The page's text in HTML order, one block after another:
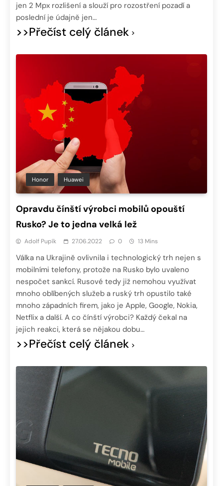
jen 2 Mpx rozlišení a slouží pro rozostření pozadí a
poslední je údajně jen…
>>Přečíst celý článek
Honor Huawei
Opravdu čínští výrobci mobilů opouští
Rusko? Je to jedna velká lež
Adolf Pupík 27.06.2022 0 13 Mins
Válka na Ukrajině ovlivnila i technologický trh nejen s
mobilními telefony, protože na Rusko bylo uvaleno
nespočet sankcí. Rusové tedy již nemohou využívat
mnoho oblíbených služeb a ruský trh opustilo také
mnoho západních firem, jako je Apple, Google, Nokia,
Netflix a další. A co čínští výrobci? Každý čekal na
jejich reakci, která se nějakou dobu…
>>Přečíst celý článek